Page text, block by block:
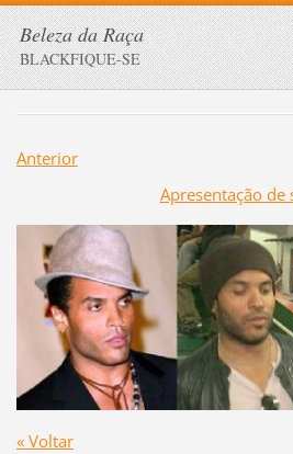
Beleza da Raça
BLACKFIQUE-SE
Anterior
Apresentação de
« Voltar